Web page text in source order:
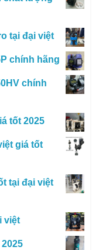
tại đại việt
chính hãng
chính
tốt 2025
giá tốt
tại đại việt
việt